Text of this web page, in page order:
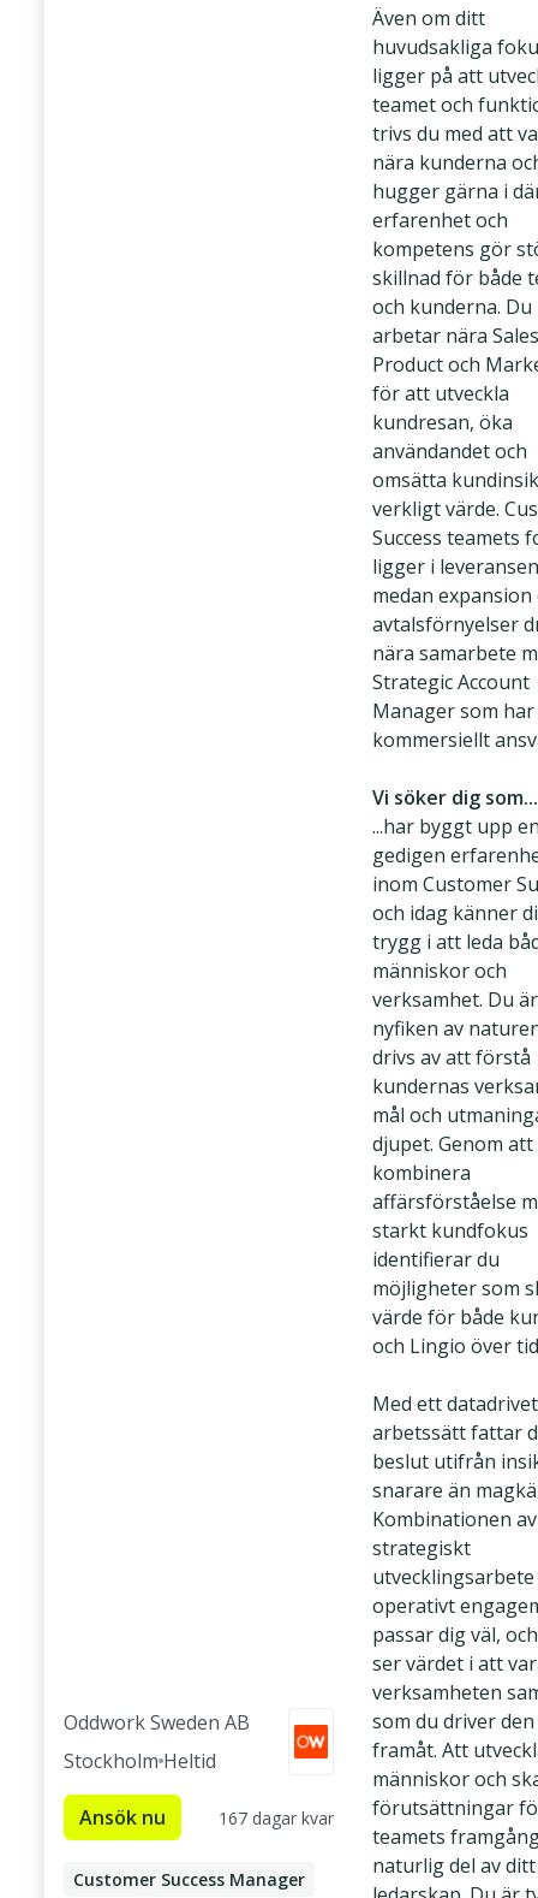
Oddwork Sweden AB
Stockholm Heltid
Ansök nu 167 dagar kvar
Customer Success Manager
Även om ditt
huvudsakliga
ligger på att
teamet och
trivs du med att
nära kunderna
hugger gärna i
erfarenhet och
kompetens gör
skillnad för både
och kunderna. Du
arbetar nära
Product och
för att utveckla
kundresan, öka
användandet och
omsätta
verkligt värde.
Success teamets
ligger i
medan expansion
avtalsförnyelser
nära samarbete
Strategic Account
Manager som har
kommersiellt
Vi söker dig som...
...har byggt upp
gedigen
inom Customer
och idag känner
trygg i att leda
människor och
verksamhet. Du är
nyfiken av
drivs av att förstå
kundernas
mål och
djupet. Genom att
kombinera
affärsförståelse
starkt kundfokus
identifierar du
möjligheter som
värde för både
och Lingio över
Med ett datadrivet
arbetssätt fattar
beslut utifrån
snarare än
Kombinationen av
strategiskt
utvecklingsarbete
operativt
passar dig väl,
ser värdet i att
verksamheten
som du driver den
framåt. Att
människor och
förutsättningar
teamets
naturlig del av ditt